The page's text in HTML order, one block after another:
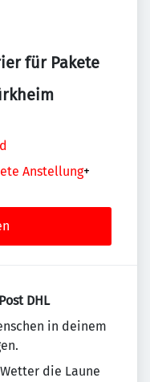
für Pakete
Anstellung+
DHL
in deinem
die Laune